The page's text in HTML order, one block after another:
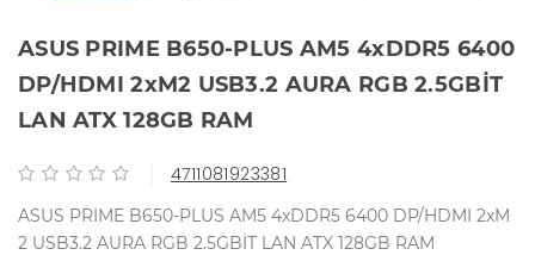
ASUS PRIME B650-PLUS AM5 4xDDR5 6400
DP/HDMI 2xM2 USB3.2 AURA RGB 2.5GBİT
LAN ATX 128GB RAM
4711081923381
ASUS PRIME B650-PLUS AM5 4xDDR5 6400 DP/HDMI 2xM
2 USB3.2 AURA RGB 2.5GBİT LAN ATX 128GB RAM